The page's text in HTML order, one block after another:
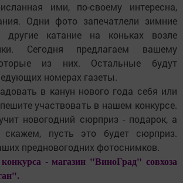
ими, по-своему интересна,
Одни фото запечатлели зимние
катание на коньках возле
Сегодня предлагаем вашему
из них. Остальные будут
номерах газеты.
в канун нового года себя или
участвовать в нашем конкурсе.
новогодний сюрприз - подарок, а
скажем, пусть это будет сюрприз.
предновогодних фотоснимков.
- магазин "ВиноГрад" совхоза